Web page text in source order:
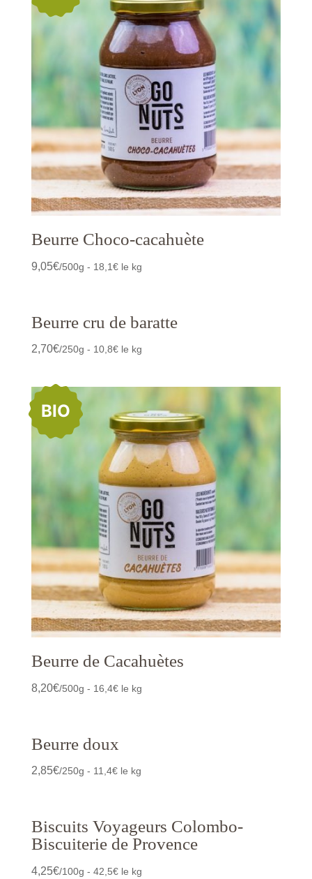
Beurre Choco-cacahuète
9,05€/500g - 18,1€ le kg
Beurre cru de baratte
2,70€/250g - 10,8€ le kg
BIO
Beurre de Cacahuètes
8,20€/500g - 16,4€ le kg
Beurre doux
2,85€/250g - 11,4€ le kg
Biscuits Voyageurs Colombo-
Biscuiterie de Provence
4,25€/100g - 42,5€ le kg